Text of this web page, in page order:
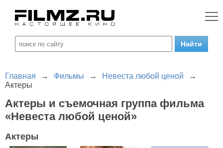
Главная → Фильмы → Невеста любой ценой
→
Актеры
Актеры и съемочная группа фильма
«Невеста любой ценой»
Актеры